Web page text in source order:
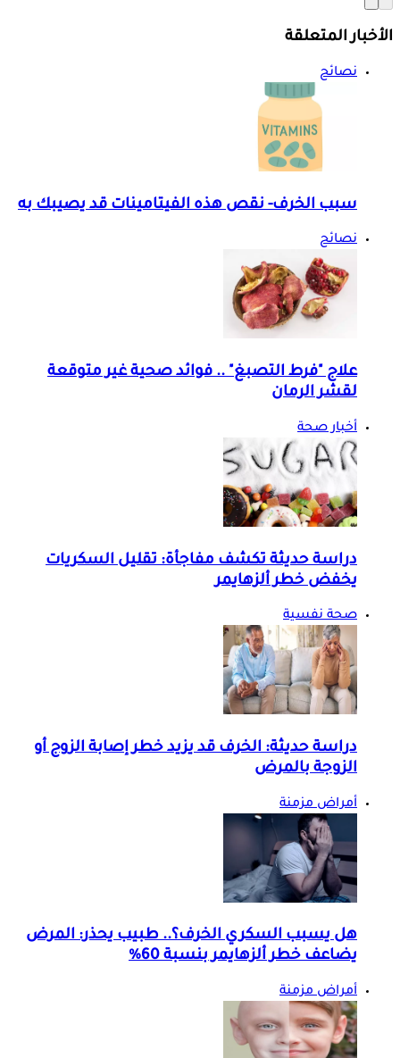
الأخبار المتعلقة
نصائح
سبب الخرف- نقص هذه الفيتامينات قد يصيبك به
نصائح
علاج "فرط التصبغ" .. فوائد صحية غير متوقعة
لقشر الرمان
أخبار صحة
دراسة حديثة تكشف مفاجأة: تقليل السكريات
يخفض خطر ألزهايمر
صحة نفسية
دراسة حديثة: الخرف قد يزيد خطر إصابة الزوج أو
الزوجة بالمرض
أمراض مزمنة
هل يسبب السكري الخرف؟.. طبيب يحذر: المرض
يضاعف خطر ألزهايمر بنسبة 60%
أمراض مزمنة